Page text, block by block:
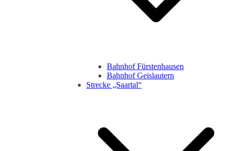
Bahnhof Fürstenhausen
Bahnhof Geislautern
Strecke „Saartal“